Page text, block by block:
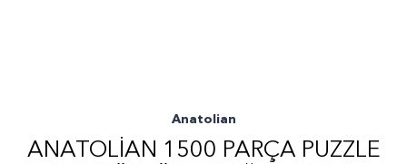
Anatolian
ANATOLIAN 1500 PARÇA PUZZLE